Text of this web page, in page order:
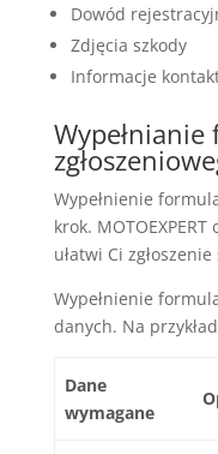
Dowód
Zdjęcia szkody
Informacje
Wypełnienie
krok.
ułatwi Ci zgłoszenie
Wypełnienie
danych. Na
Dane
wymagane